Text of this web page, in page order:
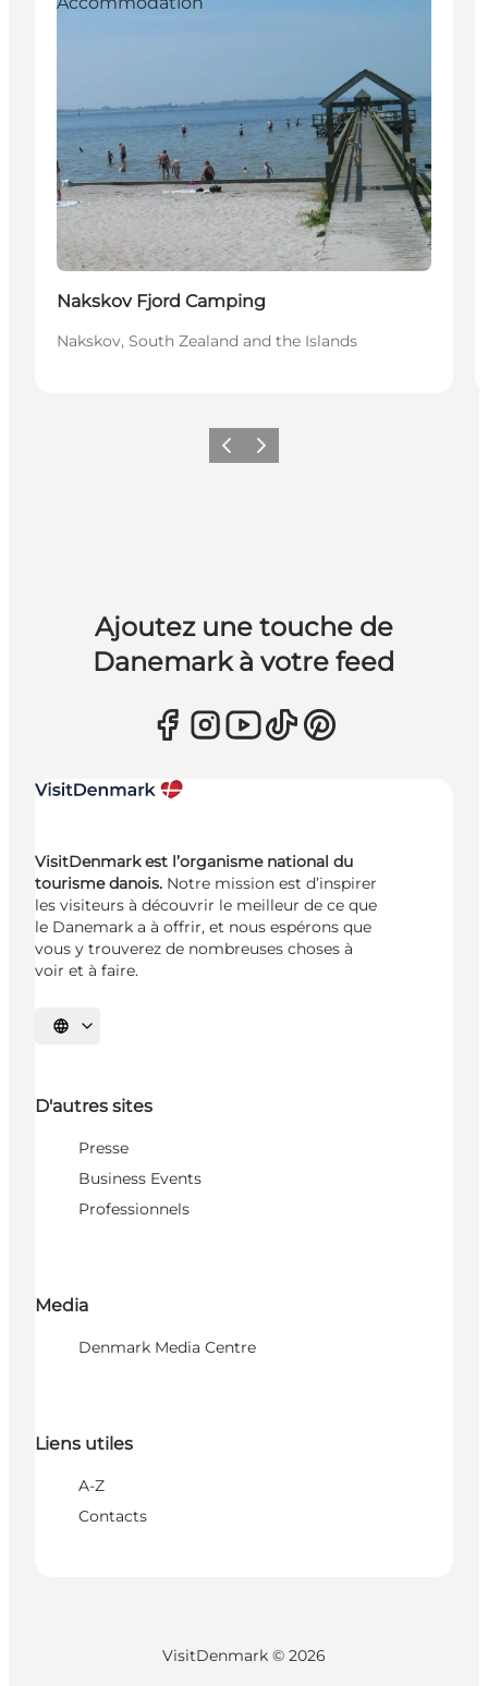
Nakskov Fjord Camping
Nakskov, South Zealand and the Islands
PrécédentSuivant
Ajoutez une touche de
Danemark à votre feed
VisitDenmark est l’organisme national du
tourisme danois. Notre mission est d’inspirer
les visiteurs à découvrir le meilleur de ce que
le Danemark a à offrir, et nous espérons que
vous y trouverez de nombreuses choses à
voir et à faire.
Choisissez la langue
D'autres sites
Presse
Business Events
Professionnels
Media
Denmark Media Centre
Liens utiles
A-Z
Contacts
VisitDenmark © 2026